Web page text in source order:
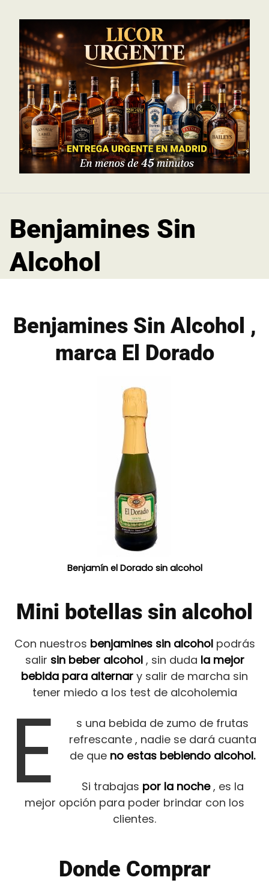
contenido
Benjamines Sin
Alcohol
Benjamines Sin Alcohol ,
marca El Dorado
Benjamín el Dorado sin alcohol
Mini botellas sin alcohol
Con nuestros benjamines sin alcohol podrás
salir sin beber alcohol, sin duda la mejor
bebida para alternar y salir de marcha sin
tener miedo a los test de alcoholemia
E
s una bebida de zumo de frutas
refrescante , nadie se dará cuanta
de que no estas bebiendo alcohol.
Si trabajas por la noche, es la
mejor opción para poder brindar con los
clientes.
Donde Comprar